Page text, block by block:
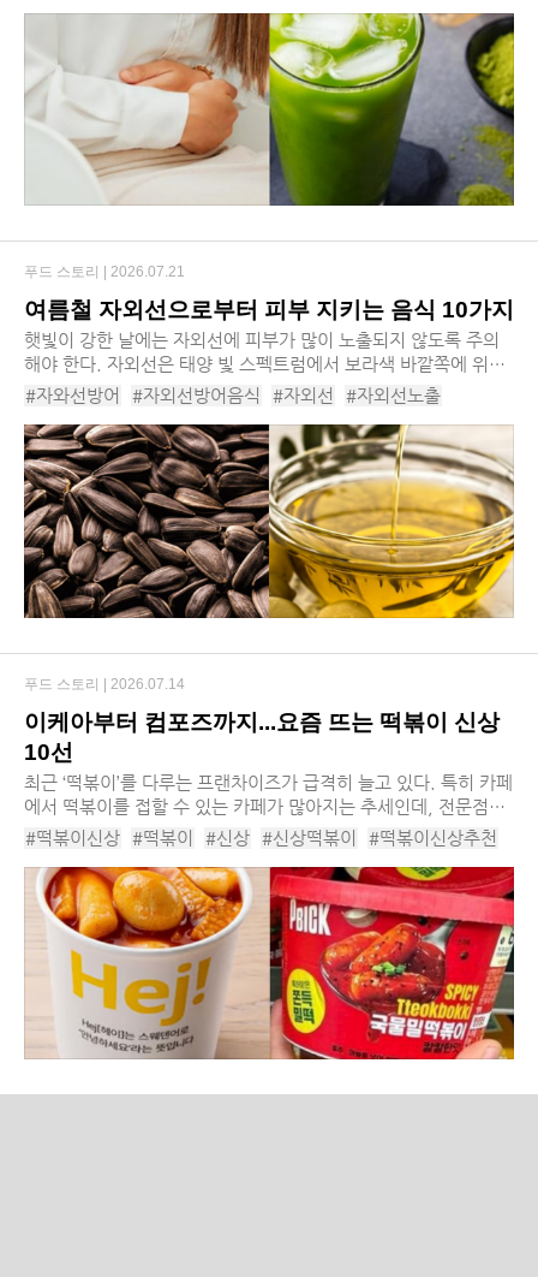
#말차레시피 #말차라떼 #말차카페인 #말차성분 #혈당감소
#피부미용
여름철 자외선으로부터 피부 지키는 음식 10가지
햇빛이 강한 날에는 자외선에 피부가 많이 노출되지 않도록 주의
해야 한다. 자외선은 태양 빛 스펙트럼에서 보라색 바깥쪽에 위치
한, 눈에 보이지 않는 광선이다. 체내 비타민D 합성을 도울 수 있
#자와선방어 #자외선방어음식 #자외선
#자외선노출
#자외선방어먹거리 #포도 #올리브오일 #토마토 #호두
#브로콜리 #코코아 #해바라기씨
푸드 스토리 | 2026.07.21
이케아부터 컴포즈까지...요즘 뜨는 떡볶이 신상
10선
최근 ‘떡볶이’를 다루는 프랜차이즈가 급격히 늘고 있다. 특히 카페
에서 떡볶이를 접할 수 있는 카페가 많아지는 추세인데, 전문점간
경쟁이 심화된 데다 원두 가격 상승과 고환율 부담이 겹치면서 차
#떡볶이신상 #떡볶이 #신상 #신상떡볶이
#떡볶이신상추천
#떡볶이신상종류 #신상떡볶이추천 #떡볶이종류
#이케아떡볶이
#스텔라냉떡볶이 #저당떡참떡볶이
#카페인중독마라컵떡볶이 #오뚜기컵떡볶이
푸드 스토리 | 2026.07.14